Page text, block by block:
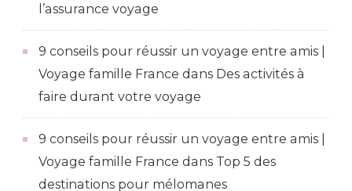
l’assurance voyage
9 conseils pour réussir un voyage entre amis |
Voyage famille France dans Des activités à
faire durant votre voyage
9 conseils pour réussir un voyage entre amis |
Voyage famille France dans Top 5 des
destinations pour mélomanes